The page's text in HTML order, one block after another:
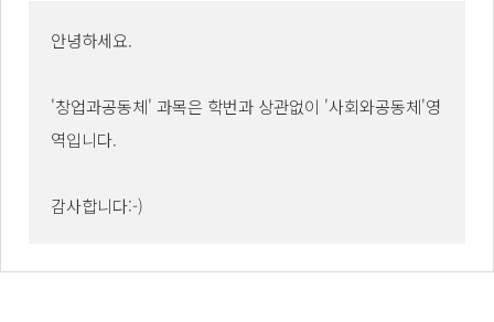
안녕하세요.
'창업과공동체' 과목은 학번과 상관없이 '사회와공동체'영
역입니다.
감사합니다:-)